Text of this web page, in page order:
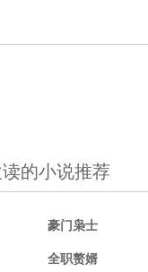
的小说推荐
豪门枭士
全职赘婿